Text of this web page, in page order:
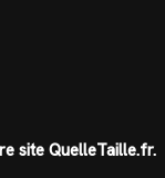
site QuelleTaille.fr.